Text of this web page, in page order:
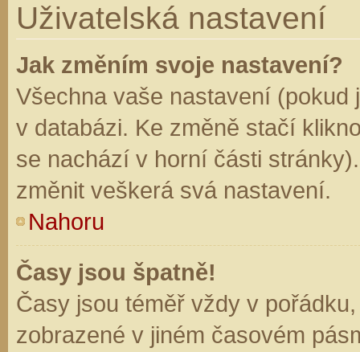
Uživatelská nastavení
Jak změním svoje nastavení?
Všechna vaše nastavení (pokud
v databázi. Ke změně stačí
se nachází v horní části
změnit veškerá svá nastavení.
Nahoru
Časy jsou špatně!
Časy jsou téměř vždy v
zobrazené v jiném časovém